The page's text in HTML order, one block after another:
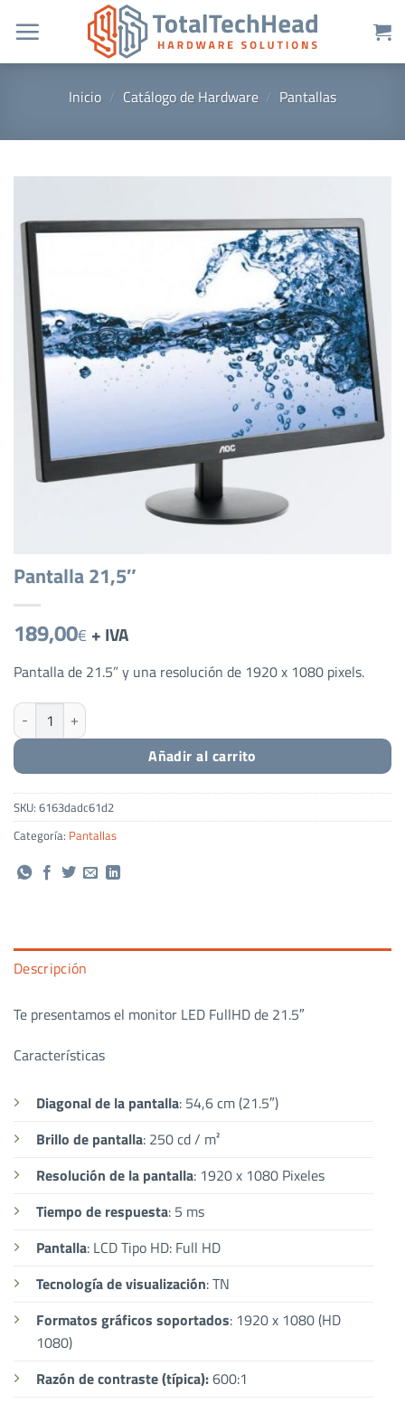
Inicio / Catálogo de Hardware / Pantallas
Pantalla 21,5″
189,00€ + IVA
Pantalla de 21.5” y una resolución de 1920 x 1080 pixels.
Pantalla 21,5" cantidad
Añadir al carrito
SKU: 6163dadc61d2
Categoría: Pantallas
Descripción
Te presentamos el monitor LED FullHD de 21.5″
Características
Diagonal de la pantalla: 54,6 cm (21.5″)
Brillo de pantalla: 250 cd / m²
Resolución de la pantalla: 1920 x 1080 Pixeles
Tiempo de respuesta: 5 ms
Pantalla: LCD Tipo HD: Full HD
Tecnología de visualización: TN
Formatos gráficos soportados: 1920 x 1080 (HD
1080)
Razón de contraste (típica):600:1